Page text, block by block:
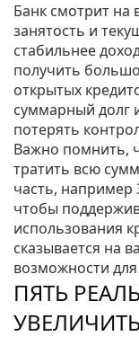
Банк смотрит на
занятость и
стабильнее
получить
открытых
суммарный долг
потерять
Важно помнить,
тратить всю
часть, например
чтобы
использования
сказывается на
возможности
ПЯТЬ